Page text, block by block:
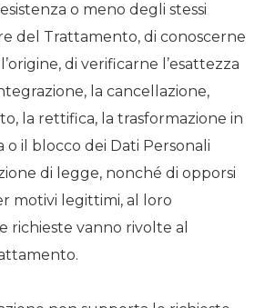
o meno degli stessi
del Trattamento, di conoscerne
di verificarne l’esattezza
la cancellazione,
la rettifica, la trasformazione in
o il blocco dei Dati Personali
di legge, nonché di opporsi
motivi legittimi, al loro
richieste vanno rivolte al